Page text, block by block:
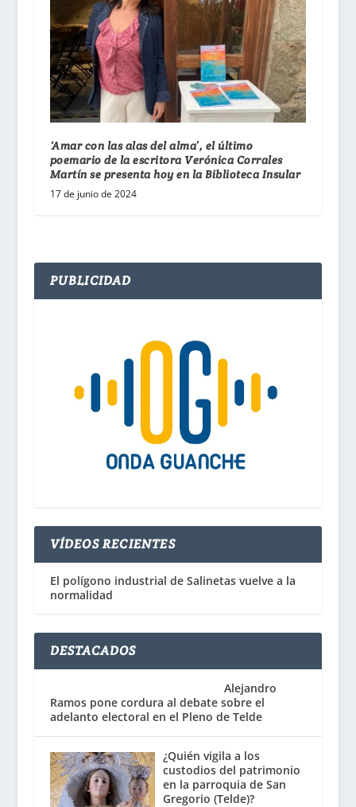
‘Amar con las alas del alma’, el último
poemario de la escritora Verónica Corrales
Martín se presenta hoy en la Biblioteca Insular
17 de junio de 2024
PUBLICIDAD
VÍDEOS RECIENTES
El polígono industrial de Salinetas vuelve a la
normalidad
DESTACADOS
Alejandro
Ramos pone cordura al debate sobre el
adelanto electoral en el Pleno de Telde
¿Quién vigila a los
custodios del patrimonio
en la parroquia de San
Gregorio (Telde)?